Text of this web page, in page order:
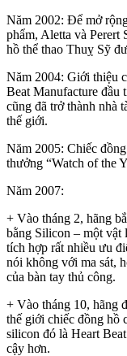
Năm 2002: Để mở
phẩm, Aletta và Perert
hồ thể thao Thuỵ Sỹ
Năm 2004: Giới thiệu
Beat Manufacture đầu
cũng đã trở thành nhà
thế giới.
Năm 2005: Chiếc
thưởng “Watch of the
Năm 2007:
+ Vào tháng 2, hãng
bằng Silicon – một vật
tích hợp rất nhiều ưu
nói không với ma sát,
của bàn tay thủ công.
+ Vào tháng 10, hãng
thế giới chiếc đồng hồ
silicon đó là Heart
cậy hơn.